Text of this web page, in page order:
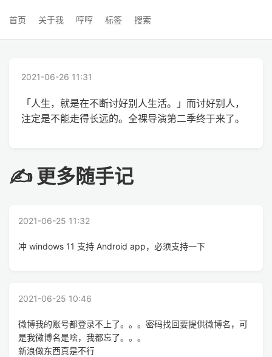
首页 关于我 哼哼 标签 搜索
2021-06-26 11:31
「人生，就是在不断讨好别人生活。」而讨好别人，
注定是不能走得长远的。全裸导演第二季终于来了。
✍ 更多随手记
2021-06-25 11:32
冲 windows 11 支持 Android app，必须支持一下
2021-06-25 10:46
微博我的账号都登录不上了。。。密码找回要提供微博名，可
是我微博名是啥，我都忘了。。。
新浪做东西真是不行